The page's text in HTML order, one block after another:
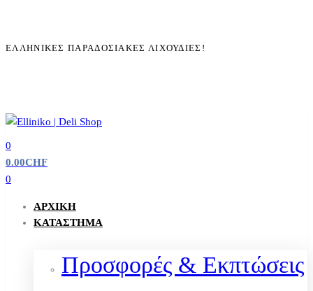
ΕΛΛΗΝΙΚΈΣ ΠΑΡΑΔΟΣΙΑΚΈΣ ΛΙΧΟΥΔΙΈΣ!
0
0.00CHF
0
ΑΡΧΙΚΉ
ΚΑΤΆΣΤΗΜΑ
Προσφορές & Εκπτώσεις